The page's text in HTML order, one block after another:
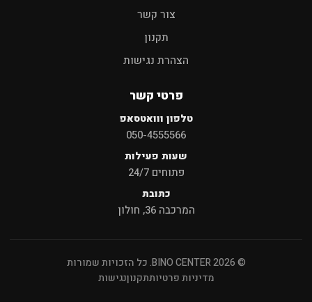
צור קשר
תקנון
הצהרת נגישות
פרטי קשר
טלפון ווואטסאפ
050-4555566
שעות פעילות
פתוחים 24/7
כתובת
המרכבה 36, חולון
© 2026 BINO CENTER. כל הזכויות שמורות
מדיניות פרטיותתקנוןנגישות